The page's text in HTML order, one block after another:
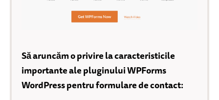
Să aruncăm o privire la caracteristicile
importante ale pluginului WPForms
WordPress pentru formulare de contact: